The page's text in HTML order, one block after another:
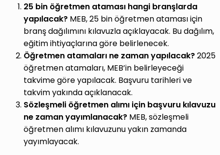
25 bin öğretmen ataması hangi branşlarda
yapılacak? MEB, 25 bin öğretmen ataması için
branş dağılımını kılavuzla açıklayacak. Bu dağılım,
eğitim ihtiyaçlarına göre belirlenecek.
Öğretmen atamaları ne zaman yapılacak?2025
öğretmen atamaları, MEB’in belirleyeceği
takvime göre yapılacak. Başvuru tarihleri ve
takvim yakında açıklanacak.
Sözleşmeli öğretmen alımı için başvuru kılavuzu
ne zaman yayımlanacak? MEB, sözleşmeli
öğretmen alımı kılavuzunu yakın zamanda
yayımlayacak.